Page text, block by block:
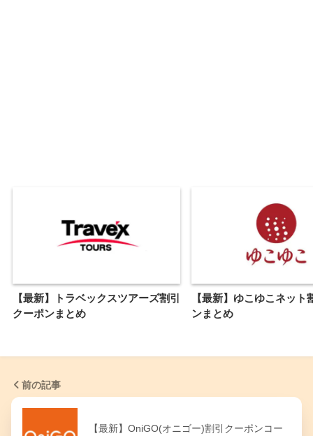
【最新】トラベックスツアーズ割引
クーポンまとめ
【最新】ゆこゆこネット
ンまとめ
前の記事
【最新】OniGO(オニゴー)割引クーポンコー